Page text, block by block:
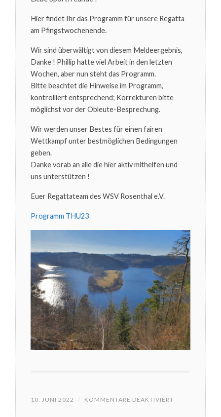
Hier findet Ihr das Programm für unsere Regatta
am Pfingstwochenende.
Wir sind überwältigt von diesem Meldeergebnis,
Danke ! Phillip hatte viel Arbeit in den letzten
Wochen, aber nun steht das Programm.
Bitte beachtet die Hinweise im Programm,
kontrolliert entsprechend; Korrekturen bitte
möglichst vor der Obleute-Besprechung.
Wir werden unser Bestes für einen fairen
Wettkampf unter bestmöglichen Bedingungen
geben.
Danke vorab an alle die hier aktiv mithelfen und
uns unterstützen !
Euer Regattateam des WSV Rosenthal e.V.
Programm THU23
10. JUNI 2022 / KOMMENTARE DEAKTIVIERT
RÜCKBLICK